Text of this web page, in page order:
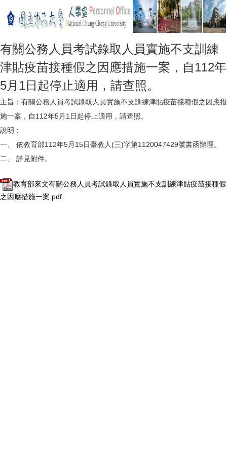
有關公務人員考試錄取人員實施不支訓練
津貼疫苗接種假之因應措施一案，自112年
5月1日起停止適用，請查照。
主旨：有關公務人員考試錄取人員實施不支訓練津貼疫苗接種假之因應措
施一案，自112年5月1日起停止適用，請查照。
說明：
一、 依教育部112年5月15日臺教人(三)字第1120047429號書函辦理。
二、 詳見附件。
教育部來文有關公務人員考試錄取人員實施不支訓練津貼疫苗接種假
之因應措施一案.pdf